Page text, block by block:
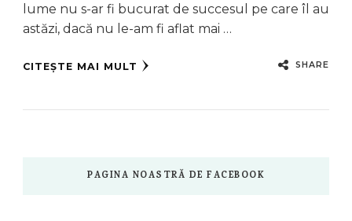
lume nu s-ar fi bucurat de succesul pe care îl au
astăzi, dacă nu le-am fi aflat mai …
CITEȘTE MAI MULT SHARE
PAGINA NOASTRĂ DE FACEBOOK